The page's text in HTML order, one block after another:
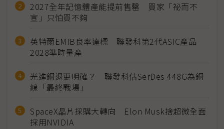
2027全年記憶體產能提前售罄 買家「祕而不
宣」只怕買不夠
英特爾EMIB良率達標 聯發科第2代ASIC產品
2028準時量產
光進銅退更明確？ 聯發科估SerDes 448G為銅
線「最終戰場」
SpaceX晶片採購大轉向 Elon Musk捨超微全面
採用NVIDIA